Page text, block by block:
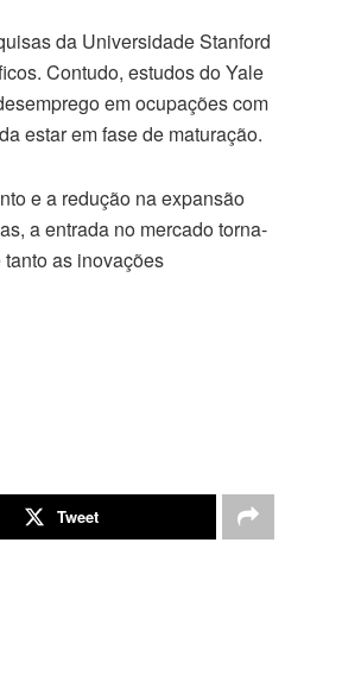
da Universidade Stanford
Contudo, estudos do Yale
em ocupações com
estar em fase de maturação.
e a redução na expansão
a entrada no mercado torna-
as inovações
Tweet